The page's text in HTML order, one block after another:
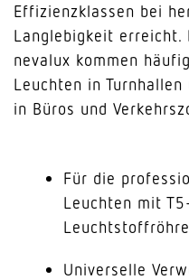
Effizienzklassen bei
Langlebigkeit erreicht.
nevalux kommen
Leuchten in
in Büros und
Für die
Leuchten mit
Universelle